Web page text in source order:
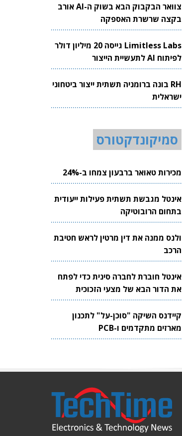
צוואר הבקבוק הבא בשוק ה-AI אורב
בקצה שרשרת האספקה
Limitless Labs גייסה 20 מיליון דולר
לפיתוח AI לתעשיית הייצור
RH בונה ברומניה תשתית ייצור ביטחוני
ישראלית
סמיקונדקטורס
מכירות טאואר ברבעון צמחו ב-24%
אינטל מגבשת תשתית פעילות ייעודית
בתחום הרובוטיקה
ולנס ממנה את דין מרטין לראש חטיבת
הרכב
אינטל חוברת לחברה סינית כדי לפתח
את הדור הבא של מצעי הזכוכית
לשבבים
קיידנס השיקה "סוכן-על" לתכנון
מארזים מתקדמים ו-PCB